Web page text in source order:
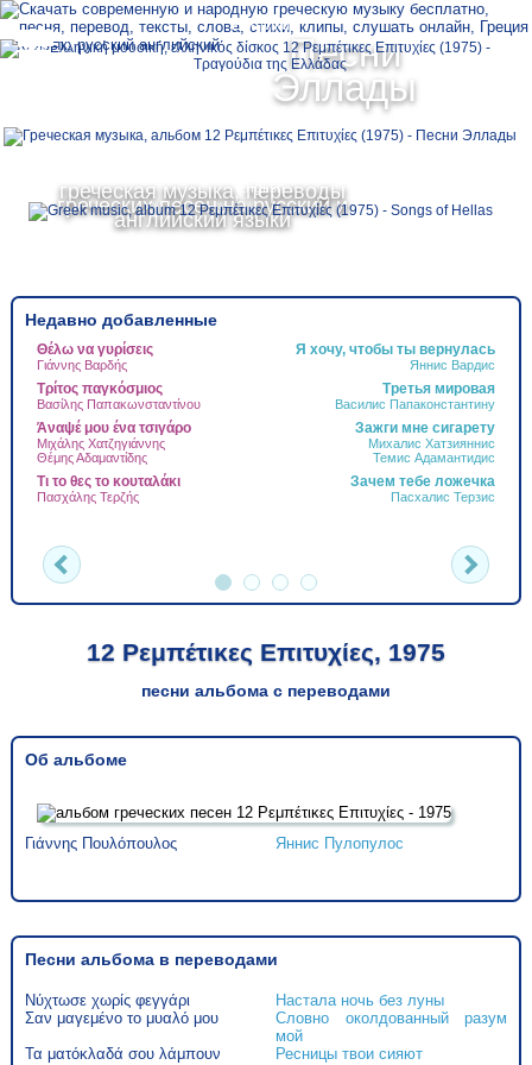
Песни
Эллады
греческая музыка, переводы
греческих песен на русский и
английский языки
Ελληνικά
English
MENU
Недавно добавленные
Θέλω να γυρίσεις Я хочу, чтобы ты вернулась
Γιάννης Βαρδής Яннис Вардис
Τρίτος παγκόσμιος Третья мировая
Βασίλης Παπακωνσταντίνου Василис Папаконстантину
Άναψέ μου ένα τσιγάρο Зажги мне сигарету
Μιχάλης Χατζηγιάννης
Михалис Хатзияннис
Θέμης Αδαμαντίδης
Темис Адамантидис
Τι το θες το κουταλάκι Зачем тебе ложечка
Πασχάλης Τερζής Пасхалис Терзис
12 Ρεμπέτικες Επιτυχίες, 1975
песни альбома с переводами
Об альбоме
Γιάννης Πουλόπουλος Яннис Пулопулос
Песни альбома в переводами
Νύχτωσε χωρίς φεγγάρι
Настала ночь без луны
Σαν μαγεμένο το μυαλό μου
Словно околдованный разум
мой
Τα ματόκλαδά σου λάμπουν
Ресницы твои сияют